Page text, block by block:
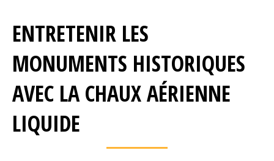
ENTRETENIR LES
MONUMENTS HISTORIQUES
AVEC LA CHAUX AÉRIENNE
LIQUIDE